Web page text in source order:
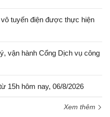
tuyến điện được thực hiện
vận hành Cổng Dịch vụ công
15h hôm nay, 06/8/2026
Xem thêm